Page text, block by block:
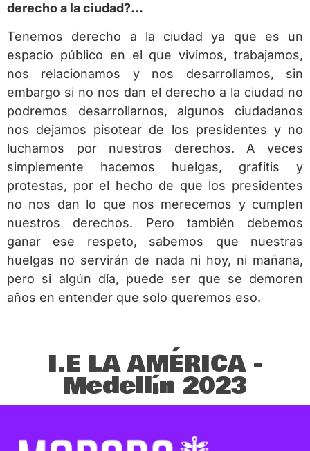
derecho a la ciudad?…
Tenemos derecho a la ciudad ya que es un
espacio público en el que vivimos, trabajamos,
nos relacionamos y nos desarrollamos, sin
embargo si no nos dan el derecho a la ciudad no
podremos desarrollarnos, algunos ciudadanos
nos dejamos pisotear de los presidentes y no
luchamos por nuestros derechos. A veces
simplemente hacemos huelgas, grafitis y
protestas, por el hecho de que los presidentes
no nos dan lo que nos merecemos y cumplen
nuestros derechos. Pero también debemos
ganar ese respeto, sabemos que nuestras
huelgas no servirán de nada ni hoy, ni mañana,
pero si algún día, puede ser que se demoren
años en entender que solo queremos eso.
I.E LA AMÉRICA -
Medellín 2023